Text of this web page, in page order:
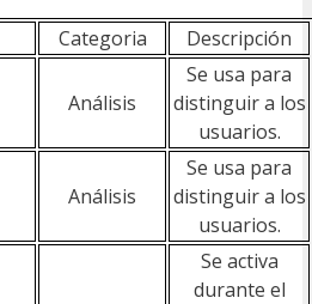
Categoria Descripción
Análisis
Se usa para
distinguir a los
usuarios.
Análisis
Se usa para
distinguir a los
usuarios.
Se activa
durante el